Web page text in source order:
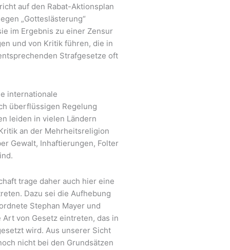
auf den Rabat-Aktionsplan
„Gotteslästerung“
im Ergebnis zu einer Zensur
und von Kritik führen, die in
Strafgesetze oft
internationale
überflüssigen Regelung
leiden in vielen Ländern
an der Mehrheitsreligion
Gewalt, Inhaftierungen, Folter
trage daher auch hier eine
Dazu sei die Aufhebung
Stephan Mayer und
von Gesetz eintreten, das in
wird. Aus unserer Sicht
nicht bei den Grundsätzen